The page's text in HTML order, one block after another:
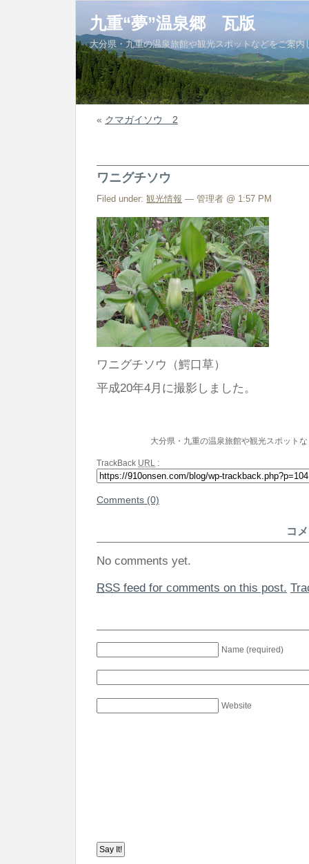
九重“夢”温泉郷 瓦版
大分県・九重の温泉旅館や観光スポットなどをご案内
« クマガイソウ 2
ワニグチソウ
Filed under: 観光情報 — 管理者 @ 1:57 PM
ワニグチソウ（鰐口草）
平成20年4月に撮影しました。
大分県・九重の温泉旅館や観光スポット
TrackBack URL :
Comments (0)
コ
No comments yet.
RSS feed for comments on this post.
Name (required)
Website